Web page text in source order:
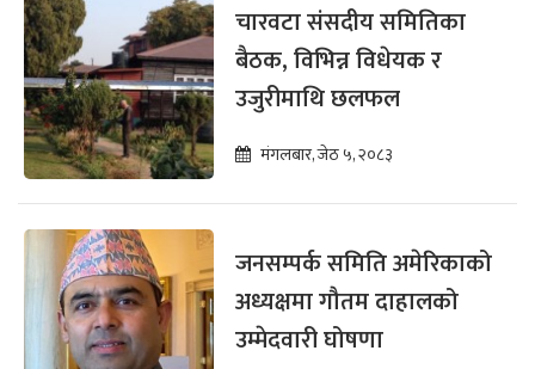
चारवटा संसदीय समितिका
बैठक, विभिन्न विधेयक र
उजुरीमाथि छलफल
मंगलबार, जेठ ५, २०८३
जनसम्पर्क समिति अमेरिकाको
अध्यक्षमा गौतम दाहालको
उम्मेदवारी घोषणा